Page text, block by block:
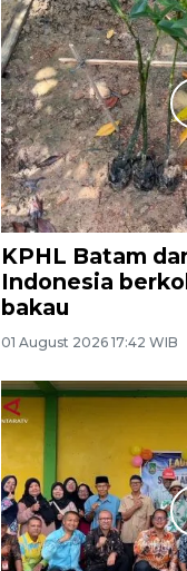
KPHL Batam
Indonesia
bakau
01 August 2026 17:42 WIB